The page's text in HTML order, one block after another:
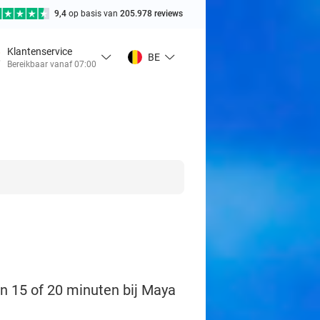
9,4 op basis van 205.978 reviews
Klantenservice
Bereikbaar vanaf 07:00
BE
15 of 20 minuten bij Maya